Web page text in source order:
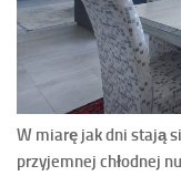
W miarę jak dni stają
przyjemnej chłodnej